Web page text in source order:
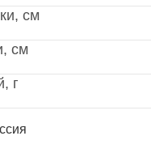
см
см
г